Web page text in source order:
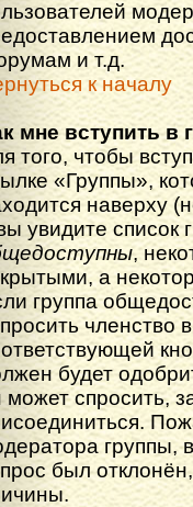
и т.д.
к началу
мне вступить в
того, чтобы
«Группы»,
наверху
увидите список
,
а
группа
членство
будет
может спросить,
группы,
был